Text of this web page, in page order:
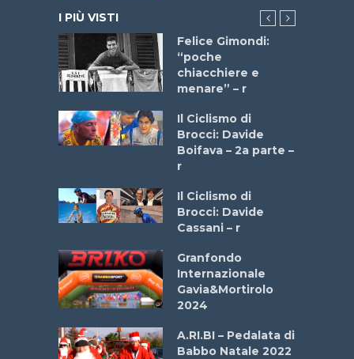
I PIÙ VISTI
Felice Gimondi:
“poche
chiacchiere e
menare” – r
Il Ciclismo di
Brocci: Davide
Boifava – 2a parte –
r
Il Ciclismo di
Brocci: Davide
Cassani – r
Granfondo
Internazionale
Gavia&Mortirolo
2024
A.RI.BI – Pedalata di
Babbo Natale 2022